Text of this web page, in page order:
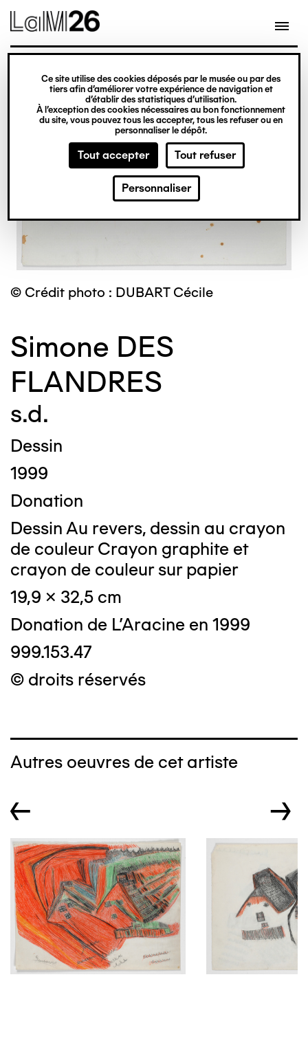
Gestion des cookies
Ce site utilise des cookies déposés par le musée ou par des
tiers afin d’améliorer votre expérience de navigation et
d’établir des statistiques d’utilisation.
À l’exception des cookies nécessaires au bon fonctionnement
du site, vous pouvez tous les accepter, tous les refuser ou en
personnaliser le dépôt.
Tout accepter Tout refuser
Personnaliser
contenu
© Crédit photo : DUBART Cécile
Simone DES
FLANDRES
s.d.
Dessin
1999
Donation
Dessin Au revers, dessin au crayon
de couleur Crayon graphite et
crayon de couleur sur papier
19,9 x 32,5 cm
Donation de L'Aracine en 1999
999.153.47
© droits réservés
Autres oeuvres de cet artiste
← →